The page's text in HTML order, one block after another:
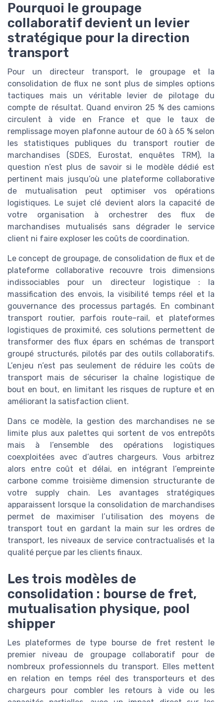
Pourquoi le groupage
collaboratif devient un levier
stratégique pour la direction
transport
Pour un directeur transport, le groupage et la
consolidation de flux ne sont plus de simples options
tactiques mais un véritable levier de pilotage du
compte de résultat. Quand environ 25 % des camions
circulent à vide en France et que le taux de
remplissage moyen plafonne autour de 60 à 65 % selon
les statistiques publiques du transport routier de
marchandises (SDES, Eurostat, enquêtes TRM), la
question n’est plus de savoir si le modèle dédié est
pertinent mais jusqu’où une plateforme collaborative
de mutualisation peut optimiser vos opérations
logistiques. Le sujet clé devient alors la capacité de
votre organisation à orchestrer des flux de
marchandises mutualisés sans dégrader le service
client ni faire exploser les coûts de coordination.
Le concept de groupage, de consolidation de flux et de
plateforme collaborative recouvre trois dimensions
indissociables pour un directeur logistique : la
massification des envois, la visibilité temps réel et la
gouvernance des processus partagés. En combinant
transport routier, parfois route–rail, et plateformes
logistiques de proximité, ces solutions permettent de
transformer des flux épars en schémas de transport
groupé structurés, pilotés par des outils collaboratifs.
L’enjeu n’est pas seulement de réduire les coûts de
transport mais de sécuriser la chaîne logistique de
bout en bout, en limitant les risques de rupture et en
améliorant la satisfaction client.
Dans ce modèle, la gestion des marchandises ne se
limite plus aux palettes qui sortent de vos entrepôts
mais à l’ensemble des opérations logistiques
coexploitées avec d’autres chargeurs. Vous arbitrez
alors entre coût et délai, en intégrant l’empreinte
carbone comme troisième dimension structurante de
votre supply chain. Les avantages stratégiques
apparaissent lorsque la consolidation de marchandises
permet de maximiser l’utilisation des moyens de
transport tout en gardant la main sur les ordres de
transport, les niveaux de service contractualisés et la
qualité perçue par les clients finaux.
Les trois modèles de
consolidation : bourse de fret,
mutualisation physique, pool
shipper
Les plateformes de type bourse de fret restent le
premier niveau de groupage collaboratif pour de
nombreux professionnels du transport. Elles mettent
en relation en temps réel des transporteurs et des
chargeurs pour combler les retours à vide ou les